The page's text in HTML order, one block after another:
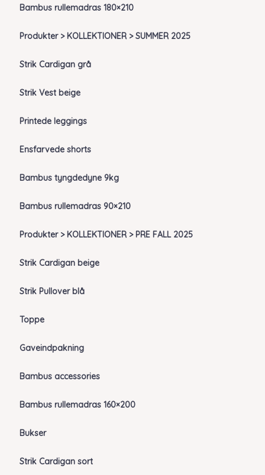
Bambus rullemadras 180×210
Produkter > KOLLEKTIONER > SUMMER 2025
Strik Cardigan grå
Strik Vest beige
Printede leggings
Ensfarvede shorts
Bambus tyngdedyne 9kg
Bambus rullemadras 90×210
Produkter > KOLLEKTIONER > PRE FALL 2025
Strik Cardigan beige
Strik Pullover blå
Toppe
Gaveindpakning
Bambus accessories
Bambus rullemadras 160×200
Bukser
Strik Cardigan sort